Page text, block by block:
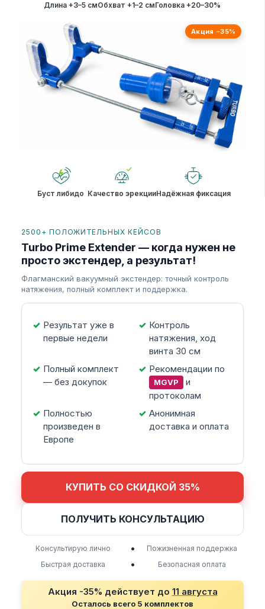
Длина +3–5 смОбхват +1–2 смГоловка +20–30%
Акция −35%
Буст либидо Качество эрекцииНадёжная фиксация
2500+ ПОЛОЖИТЕЛЬНЫХ КЕЙСОВ
Turbo Prime Extender — когда нужен не
просто экстендер, а результат!
Флагманский вакуумный экстендер: точный контроль
натяжения, полный комплект и поддержка.
Результат уже в
первые недели
Контроль
натяжения, ход
винта 30 см
Полный комплект
— без докупок
Рекомендации по
MGVP
и
протоколам
Полностью
произведен в
Европе
Анонимная
доставка и оплата
КУПИТЬ СО СКИДКОЙ 35%
ПОЛУЧИТЬ КОНСУЛЬТАЦИЮ
Консультирую лично •
Пожизненная поддержка
Быстрая доставка
• Безопасная оплата
Акция -35% действует до 11 августа
Осталось всего 5 комплектов